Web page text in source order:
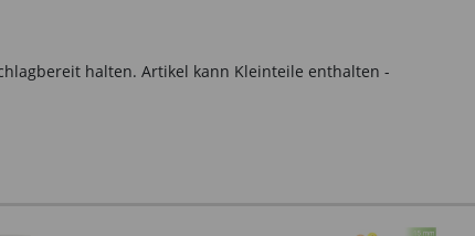
halten. Artikel kann Kleinteile enthalten -